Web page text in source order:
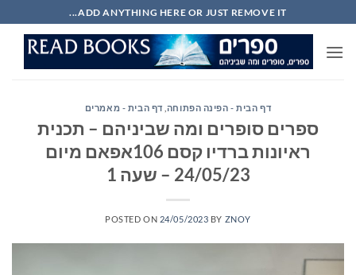
to
content
ADD ANYTHING HERE OR JUST REMOVE IT...
דף הבית - הפינה הפתוחה דף הבית - מאמרים
ספרים סופרים ומה שביניהם – תכנית
ראיונות ברדיו קסם 106אפאם מיום
24/05/23 – שעה 1
POSTED ON 24/05/2023 BY ZNOY